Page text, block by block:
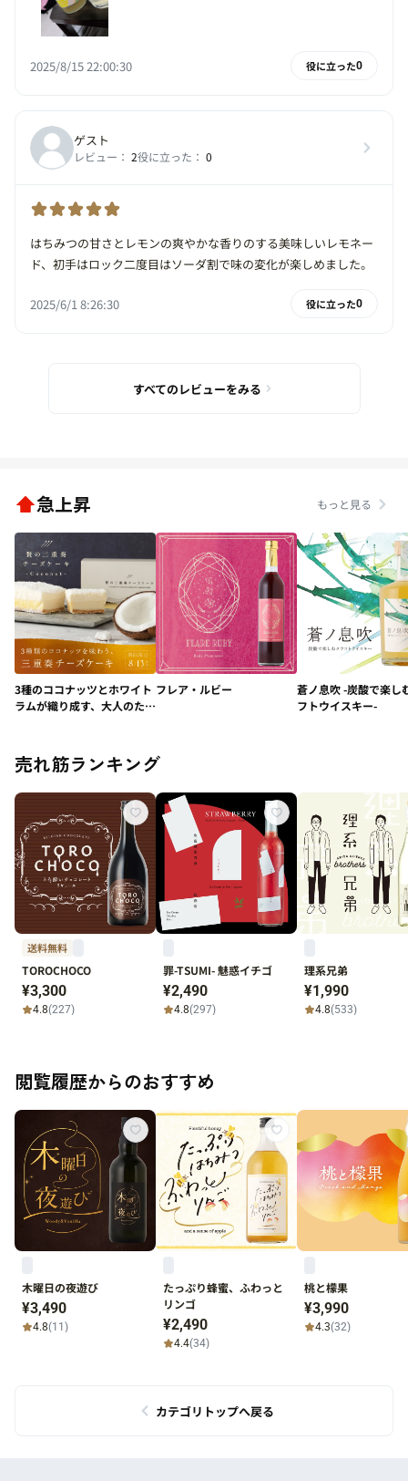
2025/8/15 22:00:30 役に立った0
ゲスト
レビュー： 2役に立った： 0
はちみつの甘さとレモンの爽やかな香りのする美味しいレモネー
ド、初手はロック二度目はソーダ割で味の変化が楽しめました。
2025/6/1 8:26:30 役に立った0
すべてのレビューをみる
急上昇 もっと見る
3種のココナッツとホワイト
ラムが織り成す、大人のため
Coconut-」
フレア・ルビー
蒼ノ息吹 -炭酸で楽し
フトウイスキー-
売れ筋ランキング
送料無料
TOROCHOCO
¥3,300
4.8(227)
罪-TSUMI- 魅惑イチゴ
¥2,490
4.8(297)
理系兄弟
¥1,990
4.8(533)
閲覧履歴からのおすすめ
木曜日の夜遊び
¥3,490
4.8(11)
たっぷり蜂蜜、ふわっと
リンゴ
¥2,490
4.4(34)
桃と檬果
¥3,990
4.3(32)
カテゴリトップへ戻る